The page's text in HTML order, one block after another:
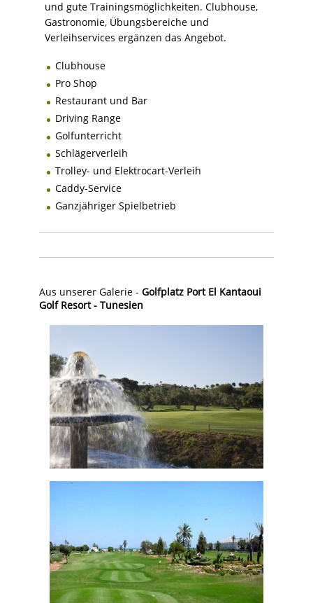
und gute Trainingsmöglichkeiten. Clubhouse,
Gastronomie, Übungsbereiche und
Verleihservices ergänzen das Angebot.
Clubhouse
Pro Shop
Restaurant und Bar
Driving Range
Golfunterricht
Schlägerverleih
Trolley- und Elektrocart-Verleih
Caddy-Service
Ganzjähriger Spielbetrieb
Aus unserer Galerie - Golfplatz Port El Kantaoui
Golf Resort - Tunesien